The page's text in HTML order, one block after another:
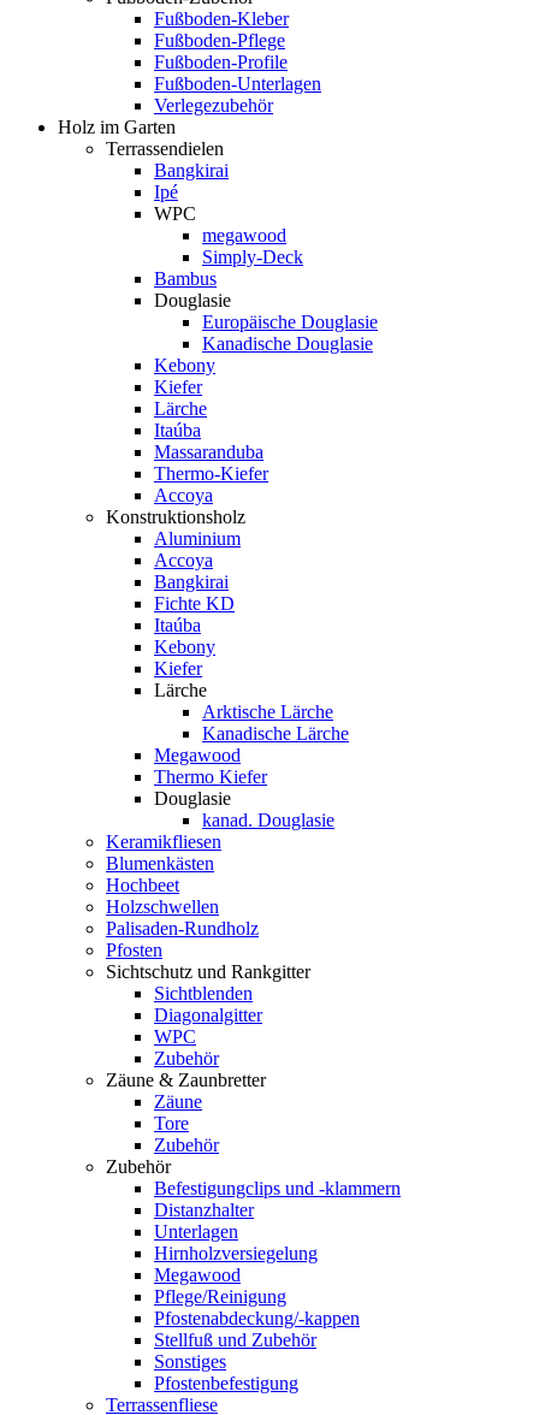
Fußboden-Kleber
Fußboden-Pflege
Fußboden-Profile
Fußboden-Unterlagen
Verlegezubehör
Holz im Garten
Terrassendielen
Bangkirai
Ipé
WPC
megawood
Simply-Deck
Bambus
Douglasie
Europäische Douglasie
Kanadische Douglasie
Kebony
Kiefer
Lärche
Itaúba
Massaranduba
Thermo-Kiefer
Accoya
Konstruktionsholz
Aluminium
Accoya
Bangkirai
Fichte KD
Itaúba
Kebony
Kiefer
Lärche
Arktische Lärche
Kanadische Lärche
Megawood
Thermo Kiefer
Douglasie
kanad. Douglasie
Keramikfliesen
Blumenkästen
Hochbeet
Holzschwellen
Palisaden-Rundholz
Pfosten
Sichtschutz und Rankgitter
Sichtblenden
Diagonalgitter
WPC
Zubehör
Zäune & Zaunbretter
Zäune
Tore
Zubehör
Zubehör
Befestigungclips und -klammern
Distanzhalter
Unterlagen
Hirnholzversiegelung
Megawood
Pflege/Reinigung
Pfostenabdeckung/-kappen
Stellfuß und Zubehör
Sonstiges
Pfostenbefestigung
Terrassenfliese